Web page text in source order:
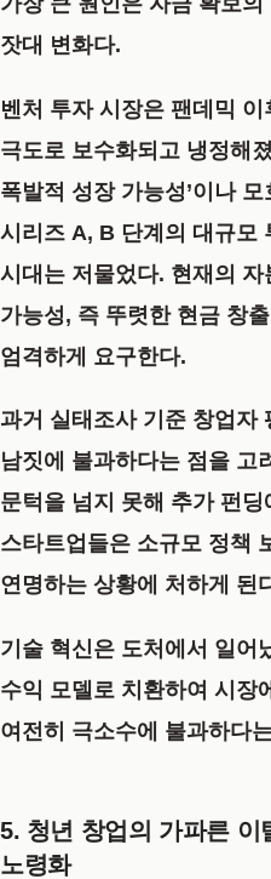
잣대 변화다.
벤처 투자 시장은 팬데믹 이
극도로 보수화되고 냉정해
폭발적 성장 가능성’이나
시리즈 A, B 단계의 대규모
시대는 저물었다. 현재의
가능성, 즉 뚜렷한 현금 창
엄격하게 요구한다.
과거 실태조사 기준 창업자
남짓에 불과하다는 점을 고
문턱을 넘지 못해 추가 펀
스타트업들은 소규모 정책
연명하는 상황에 처하게 된
기술 혁신은 도처에서 일어
수익 모델로 치환하여 시장
여전히 극소수에 불과하다
5. 청년 창업의 가파른 이
노령화